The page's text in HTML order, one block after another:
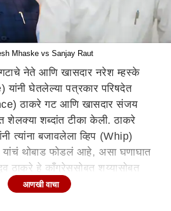
Mhaske vs Sanjay Raut
नेते आणि खासदार नरेश म्हस्के
घेतलेल्या पत्रकार परिषदेत
ठाकरे गट आणि खासदार संजय
शेलक्या शब्दांत टीका केली. ठाकरे
त्यांना बजावलेला व्हिप (Whip)
थोबाड फोडलं आहे, असा घणाघात
ठाकरे हे काँग्रेससोबत शय्यासोबत
वाढवण्यासाठी प्रयत्न करत
आणखी वाचा